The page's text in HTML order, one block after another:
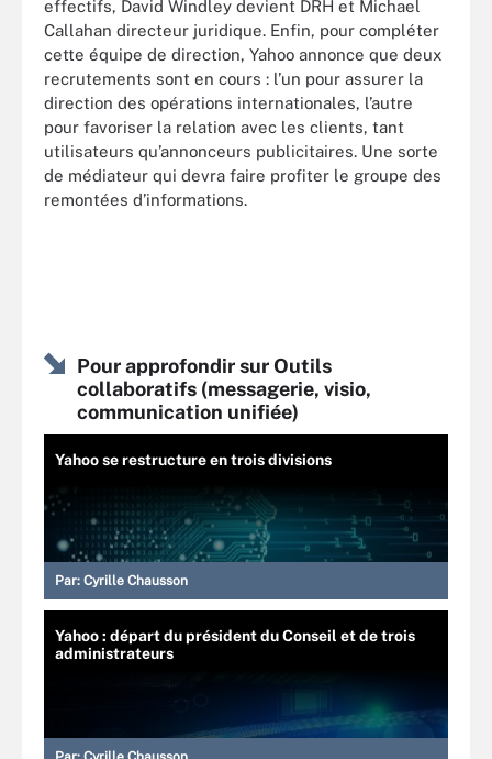
effectifs, David Windley devient DRH et Michael
Callahan directeur juridique. Enfin, pour compléter
cette équipe de direction, Yahoo annonce que deux
recrutements sont en cours : l’un pour assurer la
direction des opérations internationales, l’autre
pour favoriser la relation avec les clients, tant
utilisateurs qu’annonceurs publicitaires. Une sorte
de médiateur qui devra faire profiter le groupe des
remontées d’informations.
Pour approfondir sur Outils
collaboratifs (messagerie, visio,
communication unifiée)
Yahoo se restructure en trois divisions
Par: Cyrille Chausson
Yahoo : départ du président du Conseil et de trois
administrateurs